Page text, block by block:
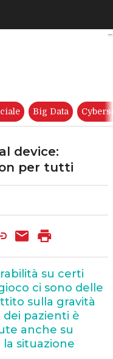
dei medical
Big Data
device:
per tutti
su certi
ci sono delle
sulla gravità
dei pazienti è
anche su
situazione